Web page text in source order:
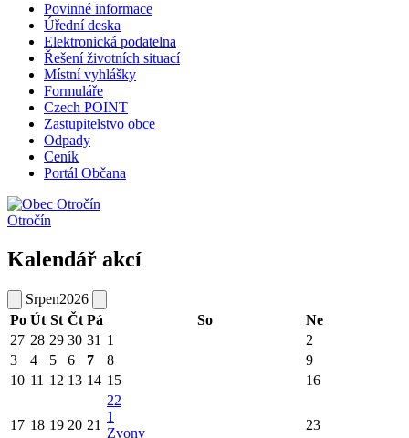
Povinné informace
Úřední deska
Elektronická podatelna
Řešení životních situací
Místní vyhlášky
Formuláře
Czech POINT
Zastupitelstvo obce
Odpady
Ceník
Portál Občana
Otročín
Kalendář akcí
Srpen2026
Po Út St Čt Pá So
Ne
27 28 29 30 31 1
2
3
4 5 6 7 8
9
10 11 12 13 14 15 16
17 18 19 20 21
22
1
Zvony
23